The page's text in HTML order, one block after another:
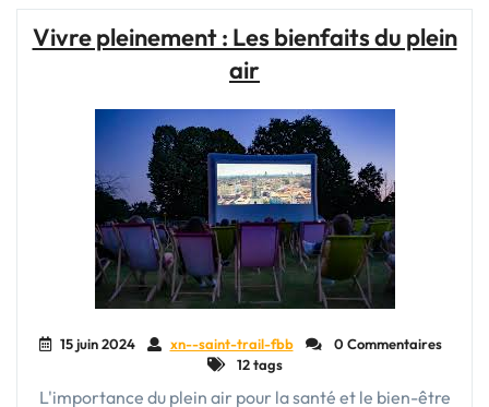
Vivre pleinement : Les bienfaits du plein
air
15 juin 2024 xn--saint-trail-fbb
0 Commentaires
12 tags
L'importance du plein air pour la santé et le bien-être